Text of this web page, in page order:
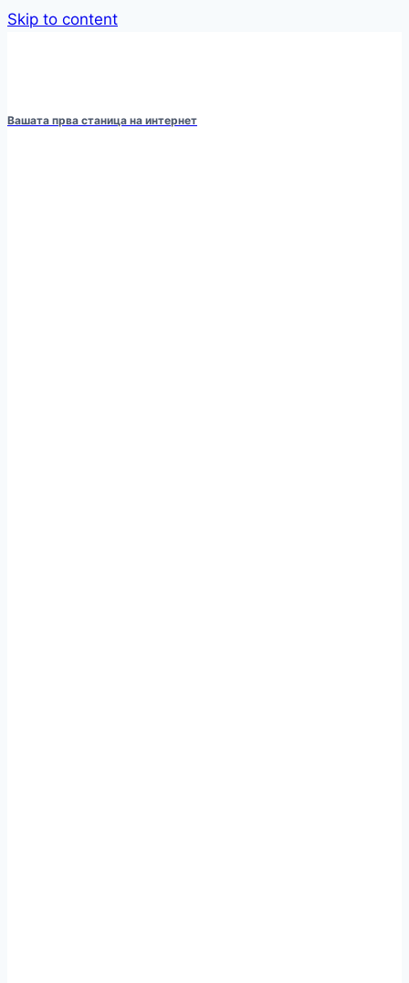
Skip to content
Вашата прва станица на интернет